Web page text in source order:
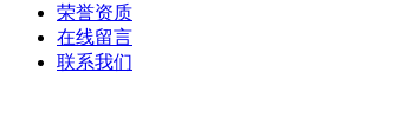
荣誉资质
在线留言
联系我们